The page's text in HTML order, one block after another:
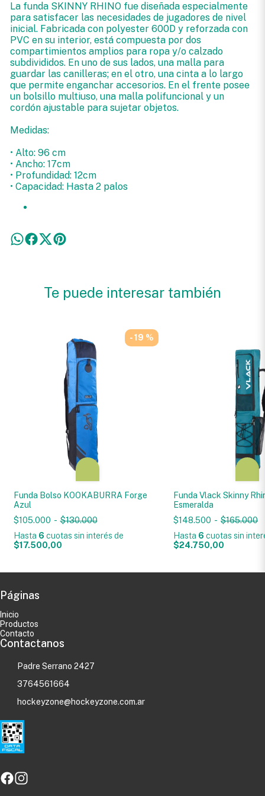
La funda SKINNY RHINO fue diseñada especialmente
para satisfacer las necesidades de jugadores de nivel
inicial. Fabricada con polyester 600D y reforzada con
PVC en su interior, está compuesta por dos
compartimientos amplios para ropa y/o calzado
subdivididos. En uno de sus lados, una malla para
guardar las canilleras; en el otro, una cinta a lo largo
que permite enganchar accesorios. En el frente posee
un bolsillo multiuso, una malla polifuncional y un
cordón ajustable para sujetar objetos.
Medidas:
• Alto: 96 cm
• Ancho: 17cm
• Profundidad: 12cm
• Capacidad: Hasta 2 palos
Te puede interesar también
- 19 %
Funda Bolso KOOKABURRA Forge
Azul
$105.000 - $130.000
Hasta 6 cuotas sin interés de
$17.500,00
Funda Vlack Skinny
Esmeralda
$148.500 - $165.000
Hasta 6 cuotas sin
$24.750,00
Páginas
Inicio
Productos
Contacto
Contactanos
Padre Serrano 2427
3764561664
hockeyzone@hockeyzone.com.ar